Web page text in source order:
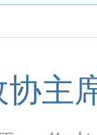
协主